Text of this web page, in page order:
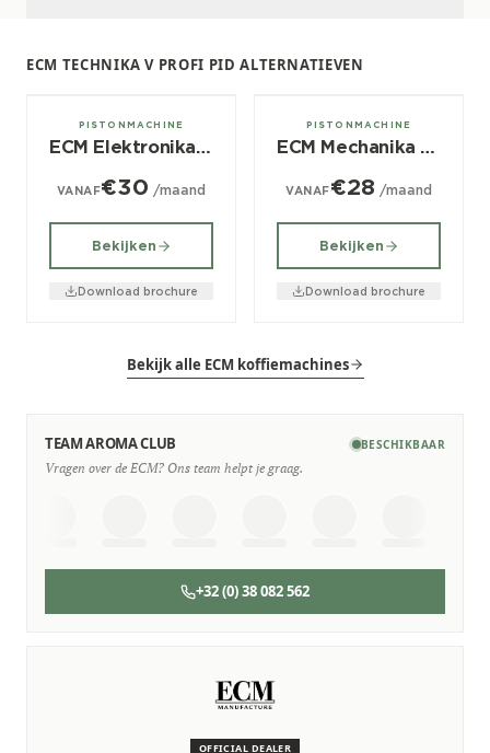
ECM TECHNIKA V PROFI PID ALTERNATIEVEN
1 groeps
PISTONMACHINE
ECM Elektronika II Profi
VANAF€30 /maand
Bekijken
Download brochure
1 groeps
PISTONMACHINE
ECM Mechanika IV Profi
VANAF€28 /maand
Bekijken
Download brochure
Bekijk alle ECM koffiemachines
TEAM AROMA CLUB BESCHIKBAAR
Vragen over de ECM? Ons team helpt je graag.
+32 (0) 38 082 562
OFFICIAL DEALER
Wij staan voor je klaar
Deskundige monteurs die verstand hebben van ECM